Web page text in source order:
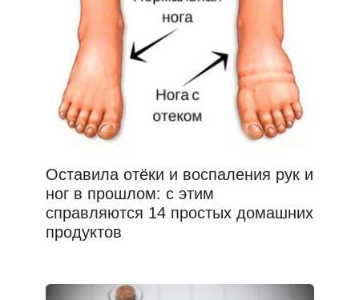
Оставила отёки и воспаления рук и
ног в прошлом: с этим
справляются 14 простых домашних
продуктов